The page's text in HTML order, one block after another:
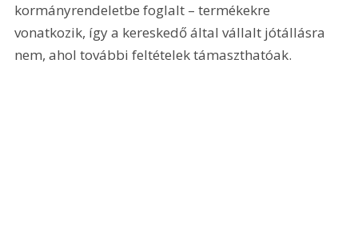
kormányrendeletbe foglalt – termékekre
vonatkozik, így a kereskedő által vállalt jótállásra
nem, ahol további feltételek támaszthatóak.